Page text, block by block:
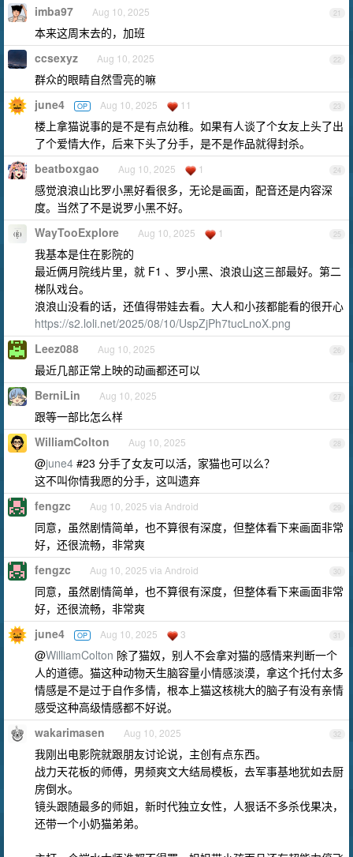
21
imba97 Aug 10, 2025
本来这周末去的，加班
22
ccsexyz Aug 10, 2025
群众的眼睛自然雪亮的嘛
23
june4 OP Aug 10, 2025 11
楼上拿猫说事的是不是有点幼稚。如果有人谈了个女友上头了出
了个爱情大作，后来下头了分手，是不是作品就得封杀。
24
beatboxgao Aug 10, 2025 1
感觉浪浪山比罗小黑好看很多，无论是画面，配音还是内容深
度。当然了不是说罗小黑不好。
25
WayTooExplore Aug 10, 2025 1
我基本是住在影院的
最近俩月院线片里，就 F1 、罗小黑、浪浪山这三部最好。第二
梯队戏台。
浪浪山没看的话，还值得带娃去看。大人和小孩都能看的很开心
https://s2.loli.net/2025/08/10/UspZjPh7tucLnoX.png
26
Leez088 Aug 10, 2025
最近几部正常上映的动画都还可以
27
BerniLin Aug 10, 2025
跟等一部比怎么样
28
WilliamColton Aug 10, 2025
@june4 #23 分手了女友可以活，家猫也可以么？
这不叫你情我愿的分手，这叫遗弃
29
fengzc Aug 10, 2025 via Android
同意，虽然剧情简单，也不算很有深度，但整体看下来画面非常
好，还很流畅，非常爽
30
fengzc Aug 10, 2025 via Android
同意，虽然剧情简单，也不算很有深度，但整体看下来画面非常
好，还很流畅，非常爽
31
june4 OP Aug 10, 2025 3
@WilliamColton 除了猫奴，别人不会拿对猫的感情来判断一个
人的道德。猫这种动物天生脑容量小情感淡漠，拿这个托付太多
情感是不是过于自作多情，根本上猫这核桃大的脑子有没有亲情
感受这种高级情感都不好说。
32
wakarimasen Aug 10, 2025
我刚出电影院就跟朋友讨论说，主创有点东西。
战力天花板的师傅，男频爽文大结局模板，去军事基地犹如去厨
房倒水。
镜头跟随最多的师姐，新时代独立女性，人狠话不多杀伐果决，
还带一个小奶猫弟弟。